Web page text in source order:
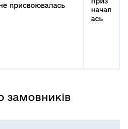
присвоювалась
начал
ась
замовників